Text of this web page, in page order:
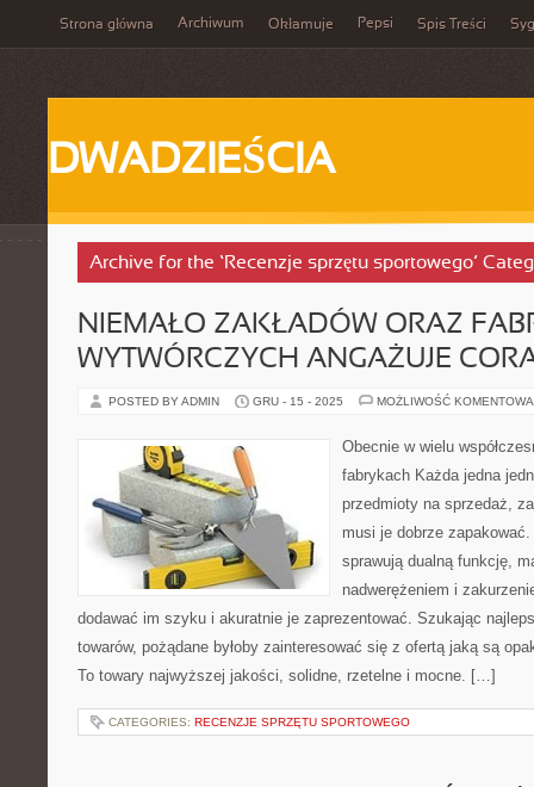
Strona główna Archiwum Okłamuje Pepsi Spis Treści
DWADZIEŚCIA
Archive for the ‘Recenzje sprzętu sportowego’
NIEMAŁO ZAKŁADÓW ORAZ
WYTWÓRCZYCH ANGAŻUJE
POSTED BY ADMIN GRU - 15 - 2025 MOŻLIWOŚĆ
Obecnie w wielu
fabrykach Każda jedna
przedmioty na sprzedaż,
musi je dobrze
sprawują dualną funkcję,
nadwerężeniem i
dodawać im szyku i akuratnie je zaprezentować. Szukając
towarów, pożądane byłoby zainteresować się z ofertą jaką są
To towary najwyższej jakości, solidne, rzetelne i mocne. […]
CATEGORIES: RECENZJE SPRZĘTU SPORTOWEGO